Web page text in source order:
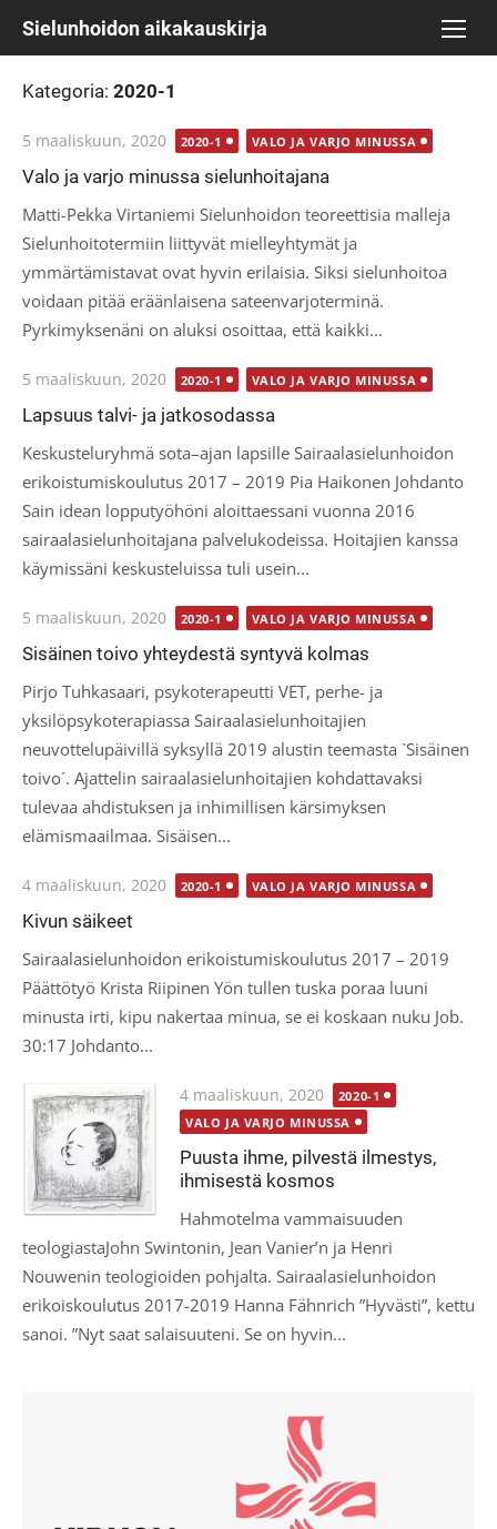
Sielunhoidon aikakauskirja
Kategoria: 2020-1
Posted
on
5 maaliskuun, 2020 2020-1 VALO JA VARJO MINUSSA
Valo ja varjo minussa sielunhoitajana
Matti-Pekka Virtaniemi Sielunhoidon teoreettisia malleja
Sielunhoitotermiin liittyvät mielleyhtymät ja
ymmärtämistavat ovat hyvin erilaisia. Siksi sielunhoitoa
voidaan pitää eräänlaisena sateenvarjoterminä.
Pyrkimyksenäni on aluksi osoittaa, että kaikki...
Posted
on
5 maaliskuun, 2020 2020-1 VALO JA VARJO MINUSSA
Lapsuus talvi- ja jatkosodassa
Keskusteluryhmä sota–ajan lapsille Sairaalasielunhoidon
erikoistumiskoulutus 2017 – 2019 Pia Haikonen Johdanto
Sain idean lopputyöhöni aloittaessani vuonna 2016
sairaalasielunhoitajana palvelukodeissa. Hoitajien kanssa
käymissäni keskusteluissa tuli usein...
Posted
on
5 maaliskuun, 2020 2020-1 VALO JA VARJO MINUSSA
Sisäinen toivo yhteydestä syntyvä kolmas
Pirjo Tuhkasaari, psykoterapeutti VET, perhe- ja
yksilöpsykoterapiassa Sairaalasielunhoitajien
neuvottelupäivillä syksyllä 2019 alustin teemasta `Sisäinen
toivo´. Ajattelin sairaalasielunhoitajien kohdattavaksi
tulevaa ahdistuksen ja inhimillisen kärsimyksen
elämismaailmaa. Sisäisen...
Posted
on
4 maaliskuun, 2020 2020-1 VALO JA VARJO MINUSSA
Kivun säikeet
Sairaalasielunhoidon erikoistumiskoulutus 2017 – 2019
Päättötyö Krista Riipinen Yön tullen tuska poraa luuni
minusta irti, kipu nakertaa minua, se ei koskaan nuku Job.
30:17 Johdanto...
Posted
on
4 maaliskuun, 2020
2020-1
VALO JA VARJO MINUSSA
Puusta ihme, pilvestä ilmestys,
ihmisestä kosmos
Hahmotelma vammaisuuden
teologiastaJohn Swintonin, Jean Vanier’n ja Henri
Nouwenin teologioiden pohjalta. Sairaalasielunhoidon
erikoiskoulutus 2017-2019 Hanna Fähnrich ”Hyvästi”, kettu
sanoi. ”Nyt saat salaisuuteni. Se on hyvin...